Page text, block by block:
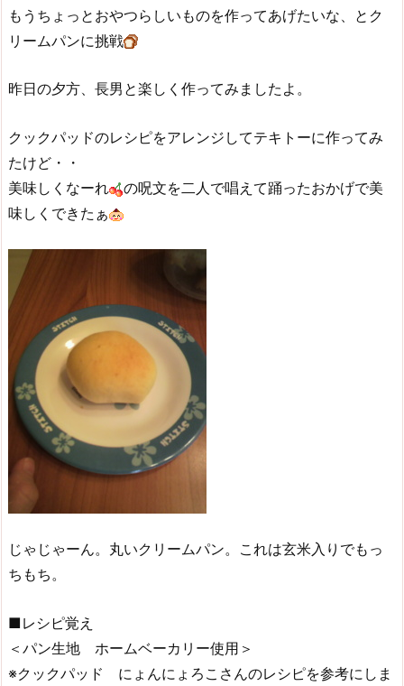
もうちょっとおやつらしいものを作ってあげたいな、とク
リームパンに挑戦
昨日の夕方、長男と楽しく作ってみましたよ。
クックパッドのレシピをアレンジしてテキトーに作ってみ
たけど・・
美味しくなーれ
の呪文を二人で唱えて踊ったおかげで美
味しくできたぁ
じゃじゃーん。丸いクリームパン。これは玄米入りでもっ
ちもち。
■レシピ覚え
＜パン生地 ホームベーカリー使用＞
※クックパッド にょんにょろこさんのレシピを参考にしま